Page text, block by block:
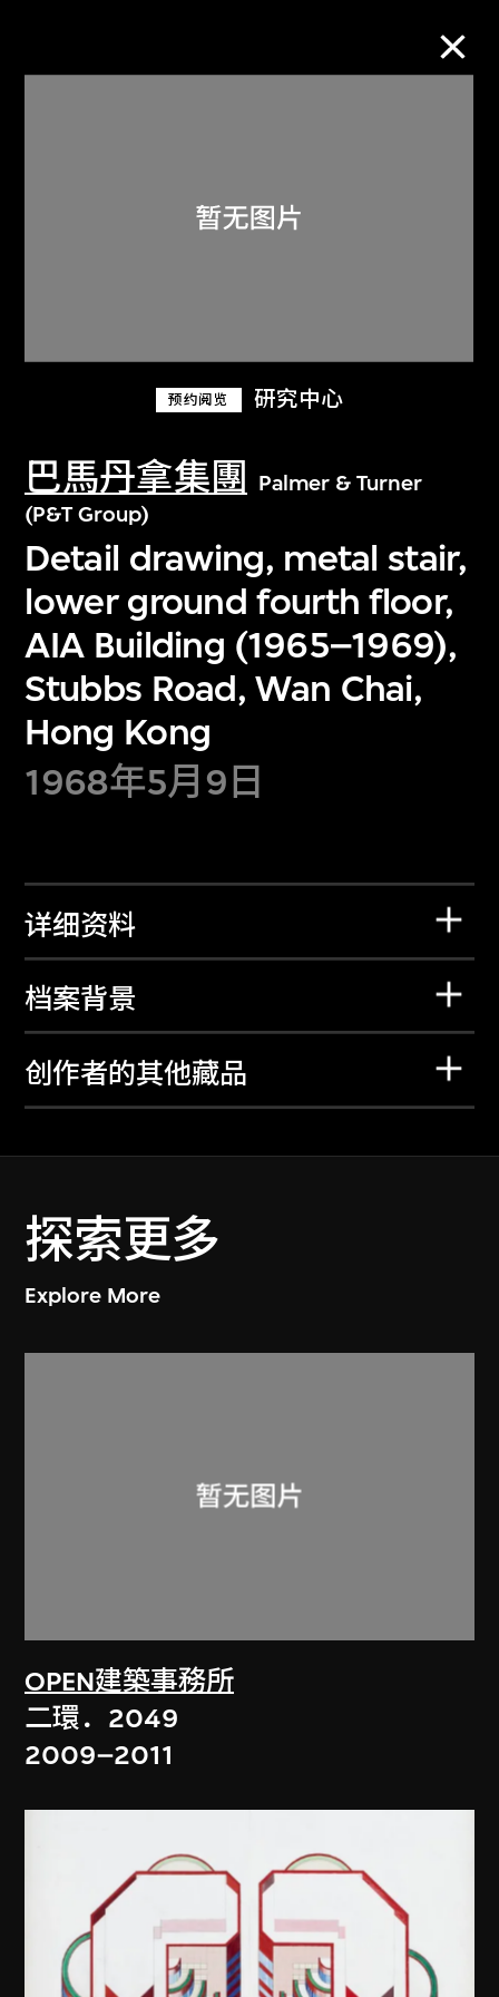
预约阅览 研究中心
巴馬丹拿集團
Palmer & Turner
(P&T Group)
Detail drawing, metal stair,
lower ground fourth floor,
AIA Building (1965–1969),
Stubbs Road, Wan Chai,
Hong Kong
1968年5月9日
详细资料
档案背景
创作者的其他藏品
探索更多
Explore More
OPEN建築事務所
二環．2049
2009–2011
关于M+藏品
探索世界顶级的二十及二十一世纪视觉
文化藏品。